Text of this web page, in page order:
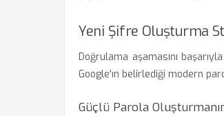
Yeni Şifre Oluşturma
Doğrulama aşamasını
Google'ın belirlediği modern
Güçlü Parola